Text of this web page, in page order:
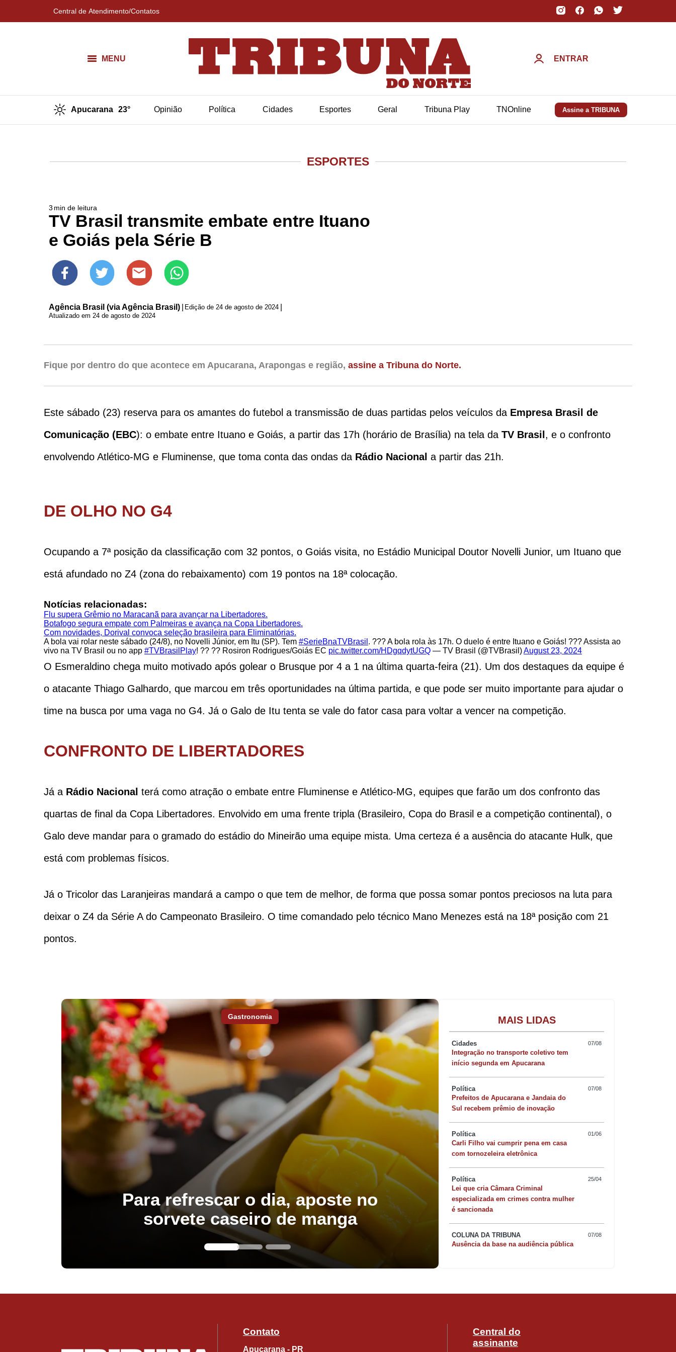
Central de Atendimento/Contatos
MENU ENTRAR
Apucarana 23° Opinião Política Cidades Esportes Geral Tribuna Play TNOnline Assine a TRIBUNA
ESPORTES
3 min de leitura
TV Brasil transmite embate entre Ituano
e Goiás pela Série B
Agência Brasil (via Agência Brasil) Edição de 24 de agosto de 2024
Atualizado em 24 de agosto de 2024
Fique por dentro do que acontece em Apucarana, Arapongas e região, assine a Tribuna do Norte.
Este sábado (23) reserva para os amantes do futebol a transmissão de duas partidas pelos veículos da Empresa Brasil de
Comunicação (EBC): o embate entre Ituano e Goiás, a partir das 17h (horário de Brasília) na tela da TV Brasil, e o confronto
envolvendo Atlético-MG e Fluminense, que toma conta das ondas da Rádio Nacional a partir das 21h.
DE OLHO NO G4
Ocupando a 7ª posição da classificação com 32 pontos, o Goiás visita, no Estádio Municipal Doutor Novelli Junior, um Ituano que
está afundado no Z4 (zona do rebaixamento) com 19 pontos na 18ª colocação.
Notícias relacionadas:
Flu supera Grêmio no Maracanã para avançar na Libertadores.
Botafogo segura empate com Palmeiras e avança na Copa Libertadores.
Com novidades, Dorival convoca seleção brasileira para Eliminatórias.
A bola vai rolar neste sábado (24/8), no Novelli Júnior, em Itu (SP). Tem #SerieBnaTVBrasil . ??? A bola rola às 17h. O duelo é entre Ituano e Goiás! ??? Assista ao
vivo na TV Brasil ou no app #TVBrasilPlay! ?? ?? Rosiron Rodrigues/Goiás EC pic.twitter.com/HDgqdytUGQ — TV Brasil (@TVBrasil)August 23, 2024
O Esmeraldino chega muito motivado após golear o Brusque por 4 a 1 na última quarta-feira (21). Um dos destaques da equipe é
o atacante Thiago Galhardo, que marcou em três oportunidades na última partida, e que pode ser muito importante para ajudar o
time na busca por uma vaga no G4. Já o Galo de Itu tenta se vale do fator casa para voltar a vencer na competição.
CONFRONTO DE LIBERTADORES
Já a Rádio Nacional terá como atração o embate entre Fluminense e Atlético-MG, equipes que farão um dos confronto das
quartas de final da Copa Libertadores. Envolvido em uma frente tripla (Brasileiro, Copa do Brasil e a competição continental), o
Galo deve mandar para o gramado do estádio do Mineirão uma equipe mista. Uma certeza é a ausência do atacante Hulk, que
está com problemas físicos.
Já o Tricolor das Laranjeiras mandará a campo o que tem de melhor, de forma que possa somar pontos preciosos na luta para
deixar o Z4 da Série A do Campeonato Brasileiro. O time comandado pelo técnico Mano Menezes está na 18ª posição com 21
pontos.
Gastronomia
Para refrescar o dia, aposte no
sorvete caseiro de manga
Quer sofisticar o
risoto de camarão
MAIS LIDAS
Cidades 07/08
Integração no transporte coletivo tem
início segunda em Apucarana
Política 07/08
Prefeitos de Apucarana e Jandaia do
Sul recebem prêmio de inovação
Política 01/06
Carli Filho vai cumprir pena em casa
com tornozeleira eletrônica
Política 25/04
Lei que cria Câmara Criminal
especializada em crimes contra mulher
é sancionada
COLUNA DA TRIBUNA 07/08
Ausência da base na audiência pública
Contato
Apucarana - PR
Central do
assinante